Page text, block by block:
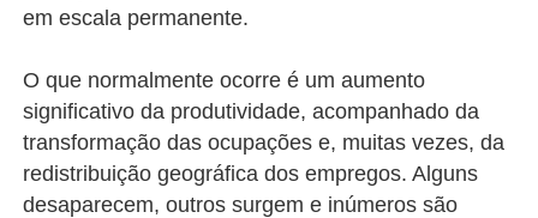
em escala permanente.
O que normalmente ocorre é um aumento
significativo da produtividade, acompanhado da
transformação das ocupações e, muitas vezes, da
redistribuição geográfica dos empregos. Alguns
desaparecem, outros surgem e inúmeros são